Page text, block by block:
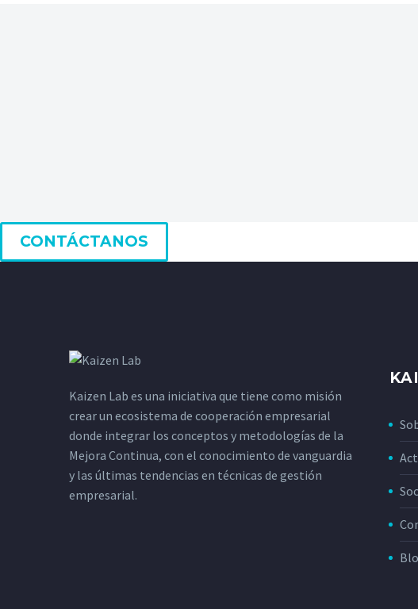
CONTÁCTANOS
Kaizen Lab es una iniciativa que tiene como misión
crear un ecosistema de cooperación empresarial
donde integrar los conceptos y metodologías de la
Mejora Continua, con el conocimiento de vanguardia
y las últimas tendencias en técnicas de gestión
empresarial.